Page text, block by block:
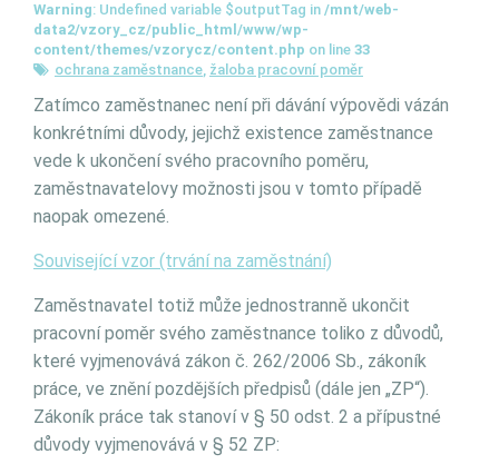
Warning: Undefined variable $outputTag in /mnt/web-
data2/vzory_cz/public_html/www/wp-
content/themes/vzorycz/content.php on line 33
ochrana zaměstnance, žaloba pracovní poměr
Zatímco zaměstnanec není při dávání výpovědi vázán
konkrétními důvody, jejichž existence zaměstnance
vede k ukončení svého pracovního poměru,
zaměstnavatelovy možnosti jsou v tomto případě
naopak omezené.
Související vzor (trvání na zaměstnání)
Zaměstnavatel totiž může jednostranně ukončit
pracovní poměr svého zaměstnance toliko z důvodů,
které vyjmenovává zákon č. 262/2006 Sb., zákoník
práce, ve znění pozdějších předpisů (dále jen „ZP“).
Zákoník práce tak stanoví v § 50 odst. 2 a přípustné
důvody vyjmenovává v § 52 ZP: